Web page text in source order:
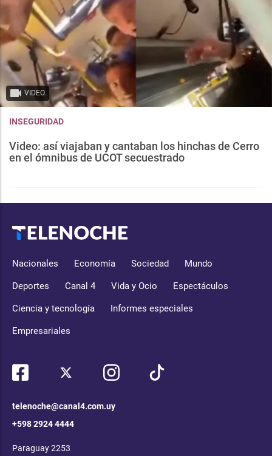
VIDEO
INSEGURIDAD
Video: así viajaban y cantaban los hinchas de Cerro
en el ómnibus de UCOT secuestrado
Nacionales Economía Sociedad Mundo
Deportes Canal 4 Vida y Ocio Espectáculos
Ciencia y tecnología Informes especiales
Empresariales
telenoche@canal4.com.uy
+598 2924 4444
Paraguay 2253